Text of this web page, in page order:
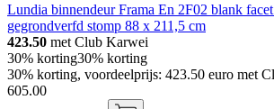
Lundia binnendeur Frama En 2F02 blank
gegrondverfd stomp 88 x 211,5 cm
423.50 met Club Karwei
30% korting30% korting
30% korting, voordeelprijs: 423.50 euro met
605.00